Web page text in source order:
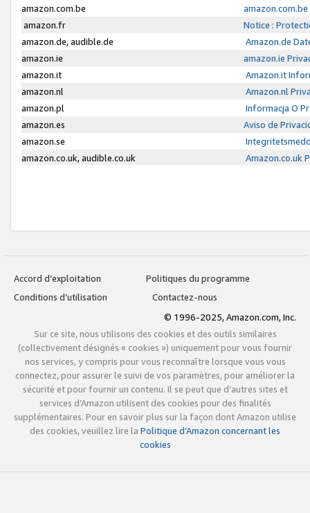
amazon.com.be
amazon.fr
Notice :
amazon.de, audible.de
Amazon.de
amazon.ie
amazon.ie
amazon.it
Amazon.it
amazon.nl
Amazon.nl
amazon.pl
Informacja O
amazon.es
Aviso de
amazon.se
amazon.co.uk, audible.co.uk
Amazon.co.uk
Accord d’exploitation
Politiques du programme
Conditions d’utilisation
Contactez-nous
© 1996-2025, Amazon.com, Inc.
Sur ce site, nous utilisons des cookies et des outils similaires
(collectivement désignés « cookies ») uniquement pour vous fournir
nos services, y compris pour vous reconnaître lorsque vous vous
connectez, pour assurer le suivi de vos paramètres, pour améliorer la
sécurité et pour fournir un contenu. Il se peut que d’autres sites et
services d’Amazon utilisent des cookies pour des finalités
supplémentaires. Pour en savoir plus sur la façon dont Amazon utilise
des cookies, veuillez lire la Politique d’Amazon concernant les
cookies